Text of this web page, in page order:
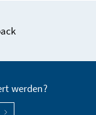
werden?